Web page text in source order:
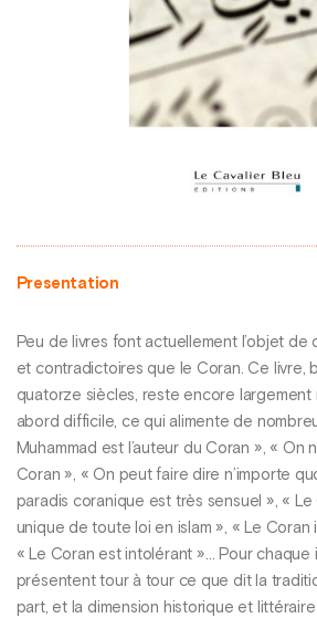
Presentation
Peu de livres font actuellement l’objet de
et contradictoires que le Coran. Ce livre,
quatorze siècles, reste encore largement
abord difficile, ce qui alimente de
Muhammad est l’auteur du Coran », « On
Coran », « On peut faire dire n’importe
paradis coranique est très sensuel », «
unique de toute loi en islam », « Le Coran
« Le Coran est intolérant »… Pour chaque
présentent tour à tour ce que dit la
part, et la dimension historique et littéraire